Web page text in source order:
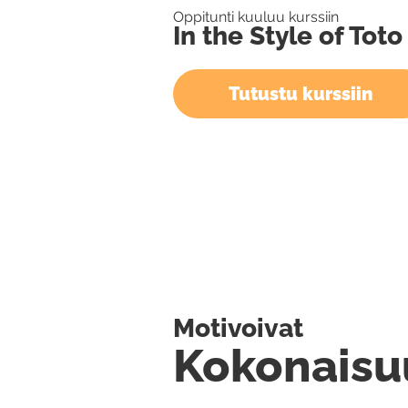
Oppitunti kuuluu kurssiin
In the Style of Toto
Tutustu kurssiin
Motivoivat